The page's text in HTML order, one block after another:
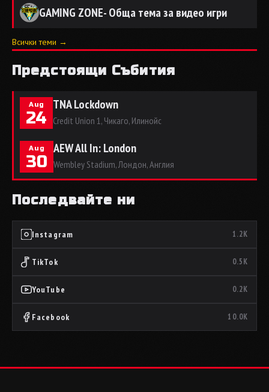
GAMING ZONE- Обща тема за видео игри
Всички теми →
Предстоящи Събития
Aug
24
TNA Lockdown
Credit Union 1, Чикаго, Илинойс
Aug
30
AEW All In: London
Wembley Stadium, Лондон, Англия
Последвайте ни
Instagram 1.2K
TikTok 0.5K
YouTube 0.2K
Facebook 10.0K